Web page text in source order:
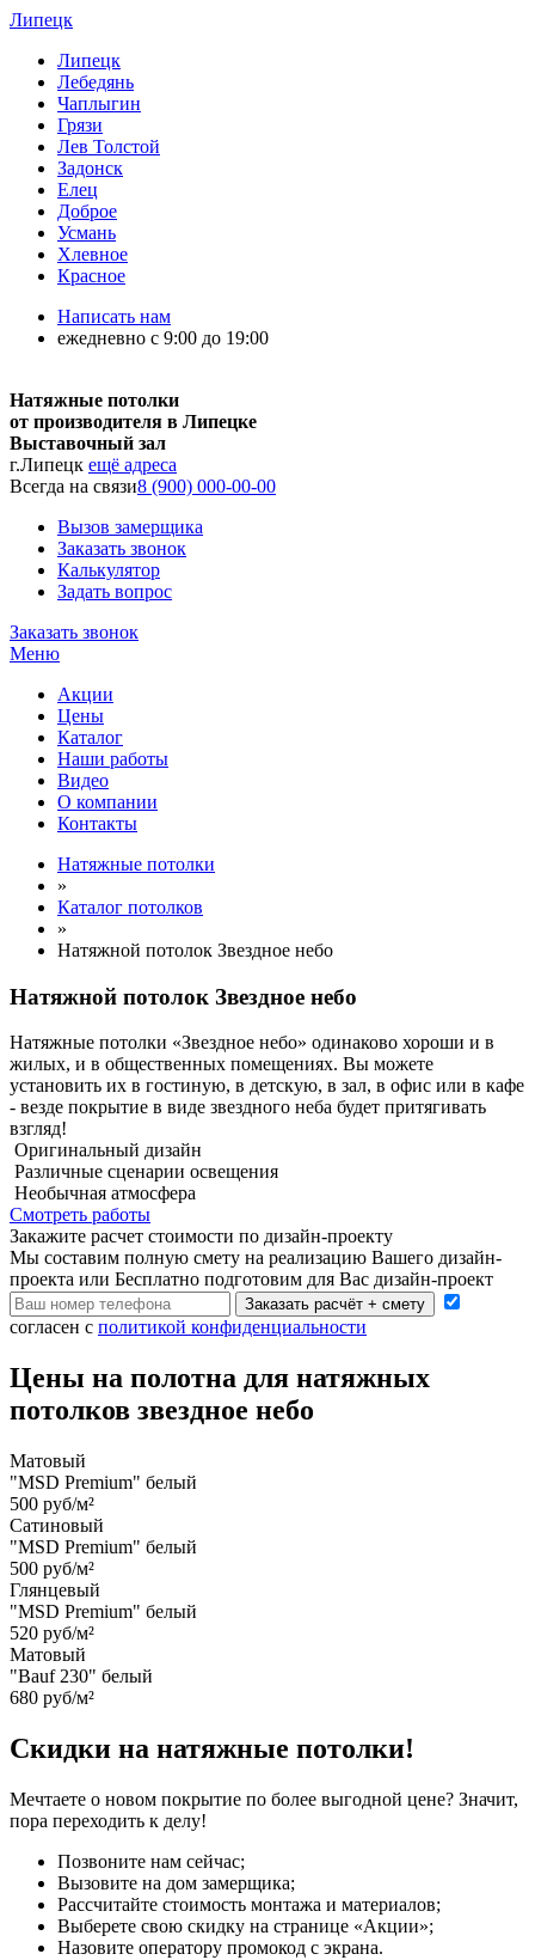
Липецк
Липецк
Лебедянь
Чаплыгин
Грязи
Лев Толстой
Задонск
Елец
Доброе
Усмань
Хлевное
Красное
Написать нам
ежедневно с 9:00 до 19:00
Натяжные потолки
от производителя в Липецке
Выставочный зал
г.Липецк ещё адреса
Всегда на связи8 (900) 000-00-00
Вызов замерщика
Заказать звонок
Калькулятор
Задать вопрос
Заказать звонок
Меню
Акции
Цены
Каталог
Наши работы
Видео
О компании
Контакты
Натяжные потолки
»
Каталог потолков
»
Натяжной потолок Звездное небо
Натяжной потолок Звездное небо
Натяжные потолки «Звездное небо» одинаково хороши и в
жилых, и в общественных помещениях. Вы можете
установить их в гостиную, в детскую, в зал, в офис или в кафе
- везде покрытие в виде звездного неба будет притягивать
взгляд!
Оригинальный дизайн
Различные сценарии освещения
Необычная атмосфера
Смотреть работы
Закажите расчет cтоимости по дизайн-проекту
Мы составим полную смету на реализацию Вашего дизайн-
проекта или Бесплатно подготовим для Вас дизайн-проект
Заказать расчёт + смету
согласен с политикой конфиденциальности
Цены на полотна для натяжных
потолков звездное небо
Матовый
"MSD Premium" белый
500 руб/м²
Сатиновый
"MSD Premium" белый
500 руб/м²
Глянцевый
"MSD Premium" белый
520 руб/м²
Матовый
"Bauf 230" белый
680 руб/м²
Скидки на натяжные потолки!
Мечтаете о новом покрытие по более выгодной цене? Значит,
пора переходить к делу!
Позвоните нам сейчас;
Вызовите на дом замерщика;
Рассчитайте стоимость монтажа и материалов;
Выберете свою скидку на странице «Акции»;
Назовите оператору промокод с экрана.